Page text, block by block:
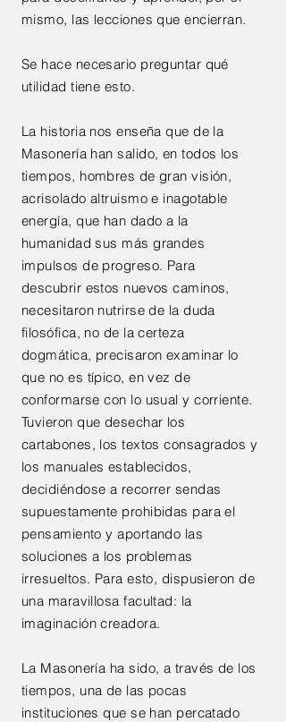
mismo, las lecciones que encierran.
Se hace necesario preguntar qué
utilidad tiene esto.
La historia nos enseña que de la
Masonería han salido, en todos los
tiempos, hombres de gran visión,
acrisolado altruismo e inagotable
energía, que han dado a la
humanidad sus más grandes
impulsos de progreso. Para
descubrir estos nuevos caminos,
necesitaron nutrirse de la duda
filosófica, no de la certeza
dogmática, precisaron examinar lo
que no es típico, en vez de
conformarse con lo usual y corriente.
Tuvieron que desechar los
cartabones, los textos consagrados y
los manuales establecidos,
decidiéndose a recorrer sendas
supuestamente prohibidas para el
pensamiento y aportando las
soluciones a los problemas
irresueltos. Para esto, dispusieron de
una maravillosa facultad: la
imaginación creadora.
La Masonería ha sido, a través de los
tiempos, una de las pocas
instituciones que se han percatado